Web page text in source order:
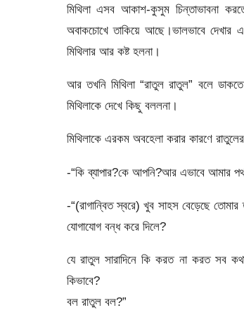
মিথিলা এসব আকাশ-কুসুম চিন্তাভাবনা
অবাকচোখে তাকিয়ে আছে।ভালভাবে দেখার
মিথিলার আর কষ্ট হলনা।
আর তখনি মিথিলা “রাতুল রাতুল” বলে
মিথিলাকে দেখে কিছু বললনা।
মিথিলাকে এরকম অবহেলা করার কারণে
-“কি ব্যাপার?কে আপনি?আর এভাবে আমার
-“(রাগান্বিত স্বরে) খুব সাহস বেড়েছে
যোগাযোগ বন্ধ করে দিলে?
যে রাতুল সারাদিনে কি করত না করত সব
কিভাবে?
বল রাতুল বল?”